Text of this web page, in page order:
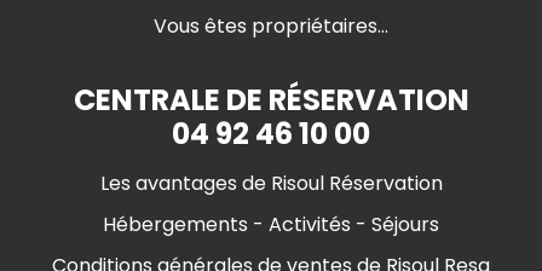
Vous êtes propriétaires...
CENTRALE DE RÉSERVATION
04 92 46 10 00
Les avantages de Risoul Réservation
Hébergements - Activités - Séjours